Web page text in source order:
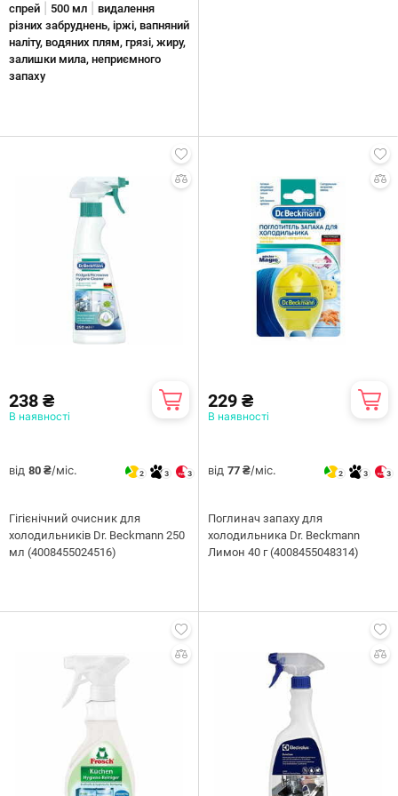
спрей
500 мл
видалення
різних забруднень, іржі, вапняний
наліту, водяних плям, грязі, жиру,
залишки мила, неприємного
запаху
238 ₴
В наявності
від 80 ₴/міс. 2 3 3
Гігієнічний очисник для
холодильників Dr. Beckmann 250
мл (4008455024516)
229 ₴
В наявності
від 77 ₴/міс. 2 3 3
Поглинач запаху для
холодильника Dr. Beckmann
Лимон 40 г (4008455048314)